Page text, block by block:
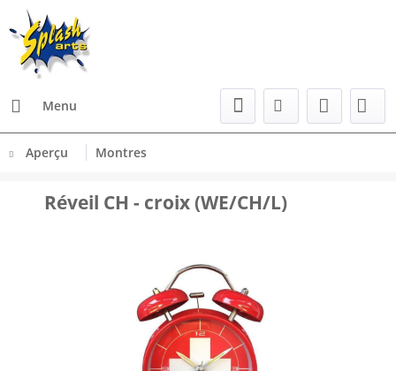
Menu
Aperçu Montres
Réveil CH - croix (WE/CH/L)